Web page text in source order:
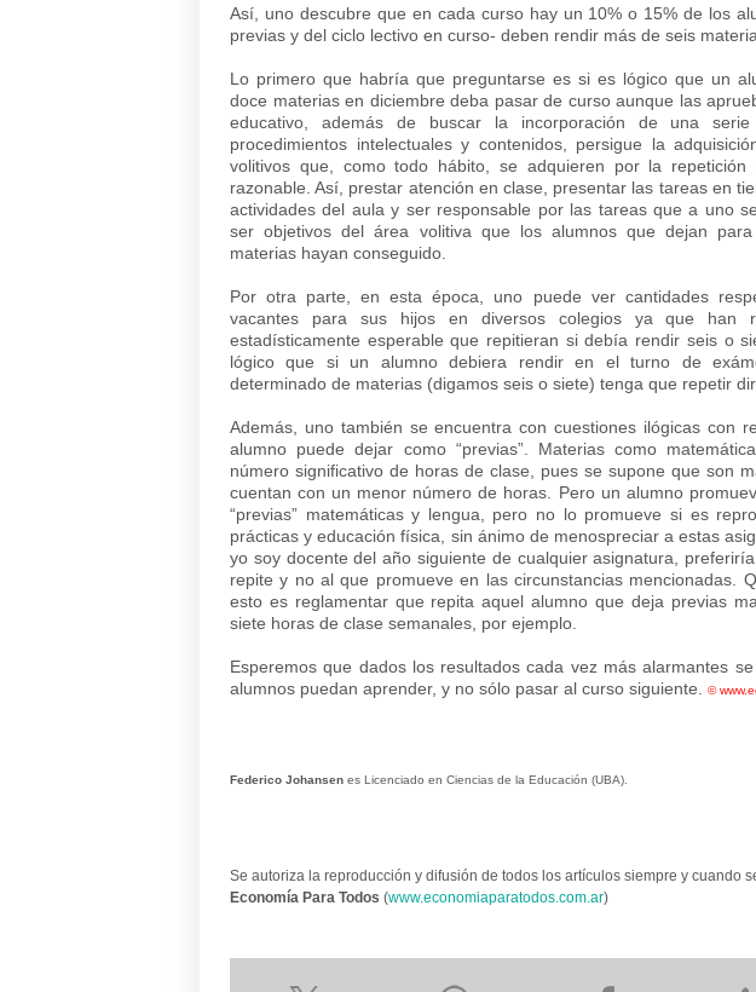
Así, uno descubre que en cada curso hay un 10% o 15% de los
previas y del ciclo lectivo en curso- deben rendir más de seis
Lo primero que habría que preguntarse es si es lógico que un
doce materias en diciembre deba pasar de curso aunque las
educativo, además de buscar la incorporación de una
procedimientos intelectuales y contenidos, persigue la
volitivos que, como todo hábito, se adquieren por la
razonable. Así, prestar atención en clase, presentar las tareas en
actividades del aula y ser responsable por las tareas que a uno
ser objetivos del área volitiva que los alumnos que dejan
materias hayan conseguido.
Por otra parte, en esta época, uno puede ver cantidades
vacantes para sus hijos en diversos colegios ya que han
estadísticamente esperable que repitieran si debía rendir seis o
lógico que si un alumno debiera rendir en el turno de
determinado de materias (digamos seis o siete) tenga que repetir
Además, uno también se encuentra con cuestiones ilógicas con
alumno puede dejar como “previas”. Materias como
número significativo de horas de clase, pues se supone que son
cuentan con un menor número de horas. Pero un alumno
“previas” matemáticas y lengua, pero no lo promueve si es
prácticas y educación física, sin ánimo de menospreciar a estas
yo soy docente del año siguiente de cualquier asignatura,
repite y no al que promueve en las circunstancias mencionadas.
esto es reglamentar que repita aquel alumno que deja previas
siete horas de clase semanales, por ejemplo.
Esperemos que dados los resultados cada vez más alarmantes
alumnos puedan aprender, y no sólo pasar al curso siguiente.
©
Federico Johansen es Licenciado en Ciencias de la Educación (UBA).
Se autoriza la reproducción y difusión de todos los artículos siempre y cuando
Economía Para Todos (www.economiaparatodos.com.ar)